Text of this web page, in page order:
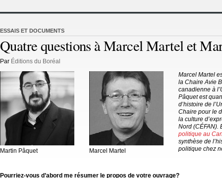
ESSAIS ET DOCUMENTS
Quatre questions à Marcel Martel et
Par Éditions du Boréal
Martin Pâquet Marcel Martel
Marcel Martel
la Chaire Avie
canadienne à
Pâquet est
d’histoire de
Chaire pour le
la culture
Nord (CÉFAN).
politique au
synthèse de
politique chez
Pourriez-vous d’abord me résumer le propos de votre ouvrage?